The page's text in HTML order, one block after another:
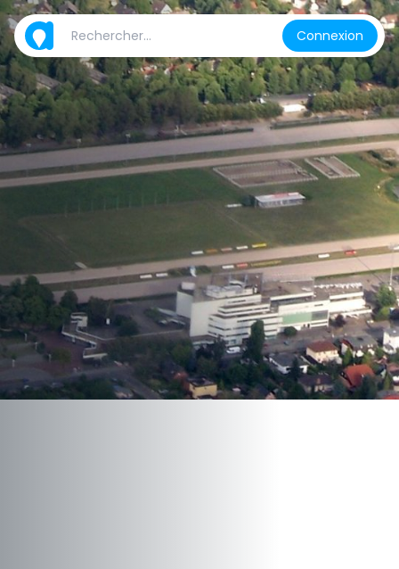
Connexion